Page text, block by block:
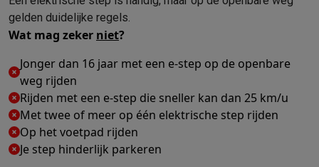
MondhygiëneElektrische tandenborstels
ScherenElektrische scheerapparaten
BeautyGelaatsverzorgingLED Maskers SpiegelsHand &
MassageVoetmassage
GezondheidPersonenweegschalenBloeddrukmeters
Voor de baby BabyfoonsBorstkolven FlessenwarmersAerosols
TV, audio & foto
TV & beamers
TV's met soundbar
gelden duidelijke regels.
Wat mag zeker niet?
Jonger dan 16 jaar met een e-step op de openbare
weg rijden
Rijden met een e-step die sneller kan dan 25 km/u
Met twee of meer op één elektrische step rijden
Op het voetpad rijden
Je step hinderlijk parkeren